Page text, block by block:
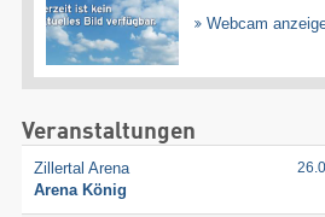
Webcam
Veranstaltungen
Zillertal Arena
Arena König